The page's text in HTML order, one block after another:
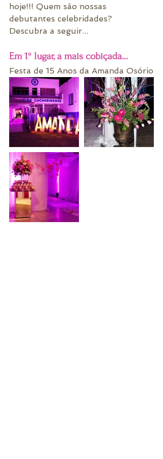
hoje!!! Quem são nossas
debutantes celebridades?
Descubra a seguir...
Em 1º lugar, a mais cobiçada...
Festa de 15 Anos da Amanda Osório